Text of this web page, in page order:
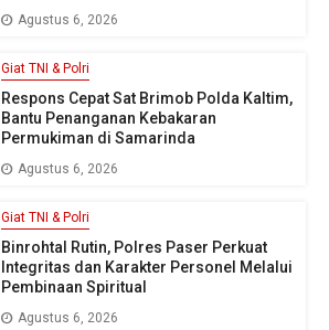
Agustus 6, 2026
Giat TNI & Polri
Respons Cepat Sat Brimob Polda Kaltim,
Bantu Penanganan Kebakaran
Permukiman di Samarinda
Agustus 6, 2026
Giat TNI & Polri
Binrohtal Rutin, Polres Paser Perkuat
Integritas dan Karakter Personel Melalui
Pembinaan Spiritual
Agustus 6, 2026